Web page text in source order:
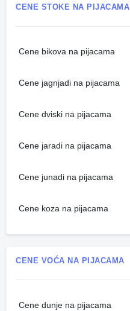
CENE STOKE NA PIJACAMA
Cene bikova na pijacama
Cene jagnjadi na pijacama
Cene dviski na pijacama
Cene jaradi na pijacama
Cene junadi na pijacama
Cene koza na pijacama
CENE VOĆA NA PIJACAMA
Cene dunje na pijacama